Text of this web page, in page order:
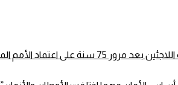
للاتفاقية الخاصة بوضع اللاجئين